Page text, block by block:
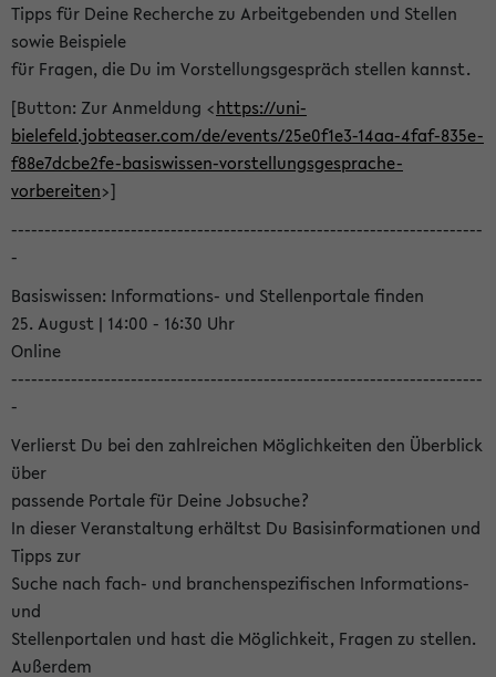
Tipps für Deine Recherche zu Arbeitgebenden und Stellen
sowie Beispiele
für Fragen, die Du im Vorstellungsgespräch stellen kannst.
[Button: Zur Anmeldung <https://uni-
bielefeld.jobteaser.com/de/events/25e0f1e3-14aa-4faf-835e-
f88e7dcbe2fe-basiswissen-vorstellungsgesprache-
vorbereiten>]
-----------------------------------------------------------------------
-
Basiswissen: Informations- und Stellenportale finden
25. August | 14:00 - 16:30 Uhr
Online
-----------------------------------------------------------------------
-
Verlierst Du bei den zahlreichen Möglichkeiten den Überblick
über
passende Portale für Deine Jobsuche?
In dieser Veranstaltung erhältst Du Basisinformationen und
Tipps zur
Suche nach fach- und branchenspezifischen Informations-
und
Stellenportalen und hast die Möglichkeit, Fragen zu stellen.
Außerdem